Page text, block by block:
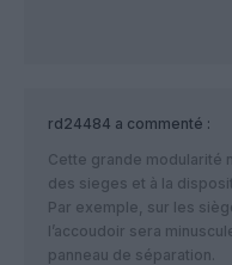
rd24484 a commenté :
Cette grande modularité
des sieges et à la
Par exemple, sur les
l’accoudoir sera
panneau de séparation.